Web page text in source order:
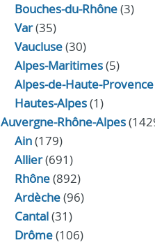
Bouches-du-Rhône(3)
Var(35)
Vaucluse(30)
Alpes-Maritimes(5)
Alpes-de-Haute-Provence
Hautes-Alpes(1)
Auvergne-Rhône-Alpes
Ain(179)
Allier(691)
Rhône(892)
Ardèche(96)
Cantal(31)
Drôme(106)